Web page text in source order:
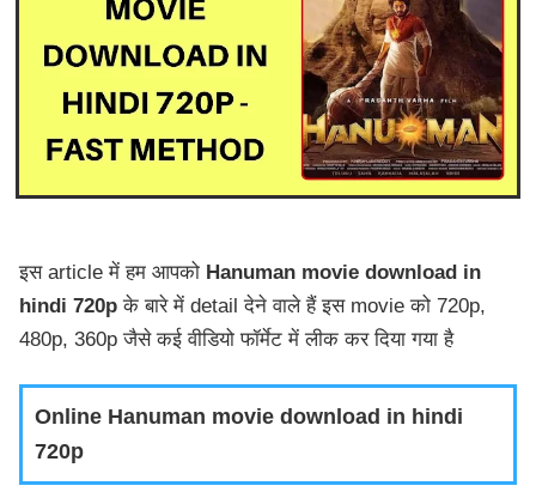
इस article में हम आपको Hanuman movie download in
hindi 720pके बारे में detail देने वाले हैं इस movie को 720p,
480p, 360p जैसे कई वीडियो फॉर्मेट में लीक कर दिया गया है
Online Hanuman movie download in hindi
720p